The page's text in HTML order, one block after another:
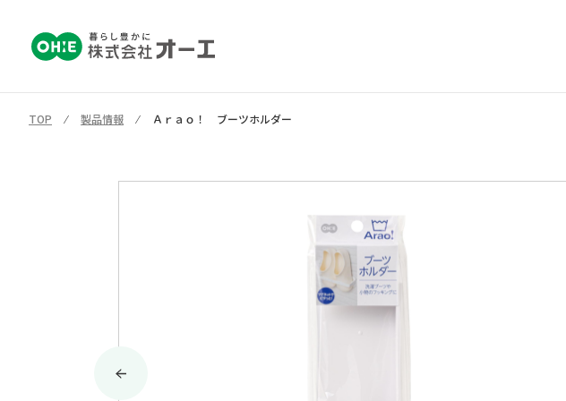
TOP ⁄ 製品情報 ⁄ Ａｒａｏ！ ブーツホルダー